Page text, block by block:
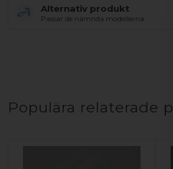
Alternativ produkt
Passar de nämnda modellerna.
Populära relaterade